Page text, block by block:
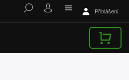
Přihlášení